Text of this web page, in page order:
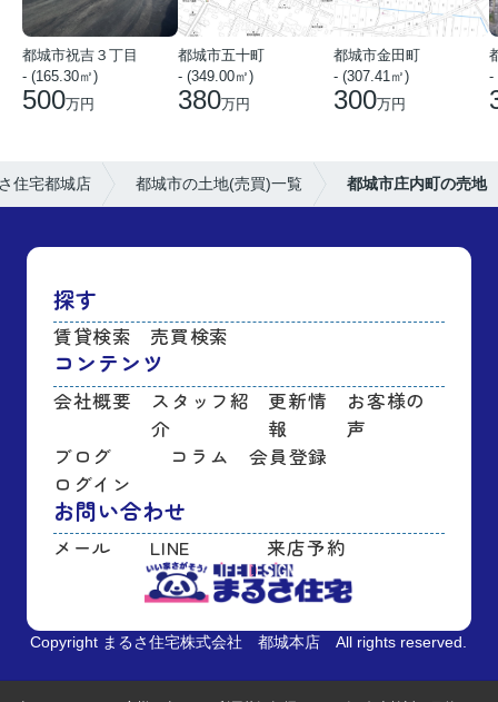
都城市祝吉３丁目
- (165.30㎡)
500万円
都城市五十町
- (349.00㎡)
380万円
都城市金田町
- (307.41㎡)
300万円
-
住宅都城店 都城市の土地(売買)一覧 都城市庄内町の売地
探す
賃貸検索 売買検索
コンテンツ
会社概要
スタッフ紹
介
更新情
報
お客様の
声
ブログ
コラム
会員登録
ログイン
お問い合わせ
メール LINE 来店予約
Copyright まるさ住宅株式会社 都城本店 All rights reserved.